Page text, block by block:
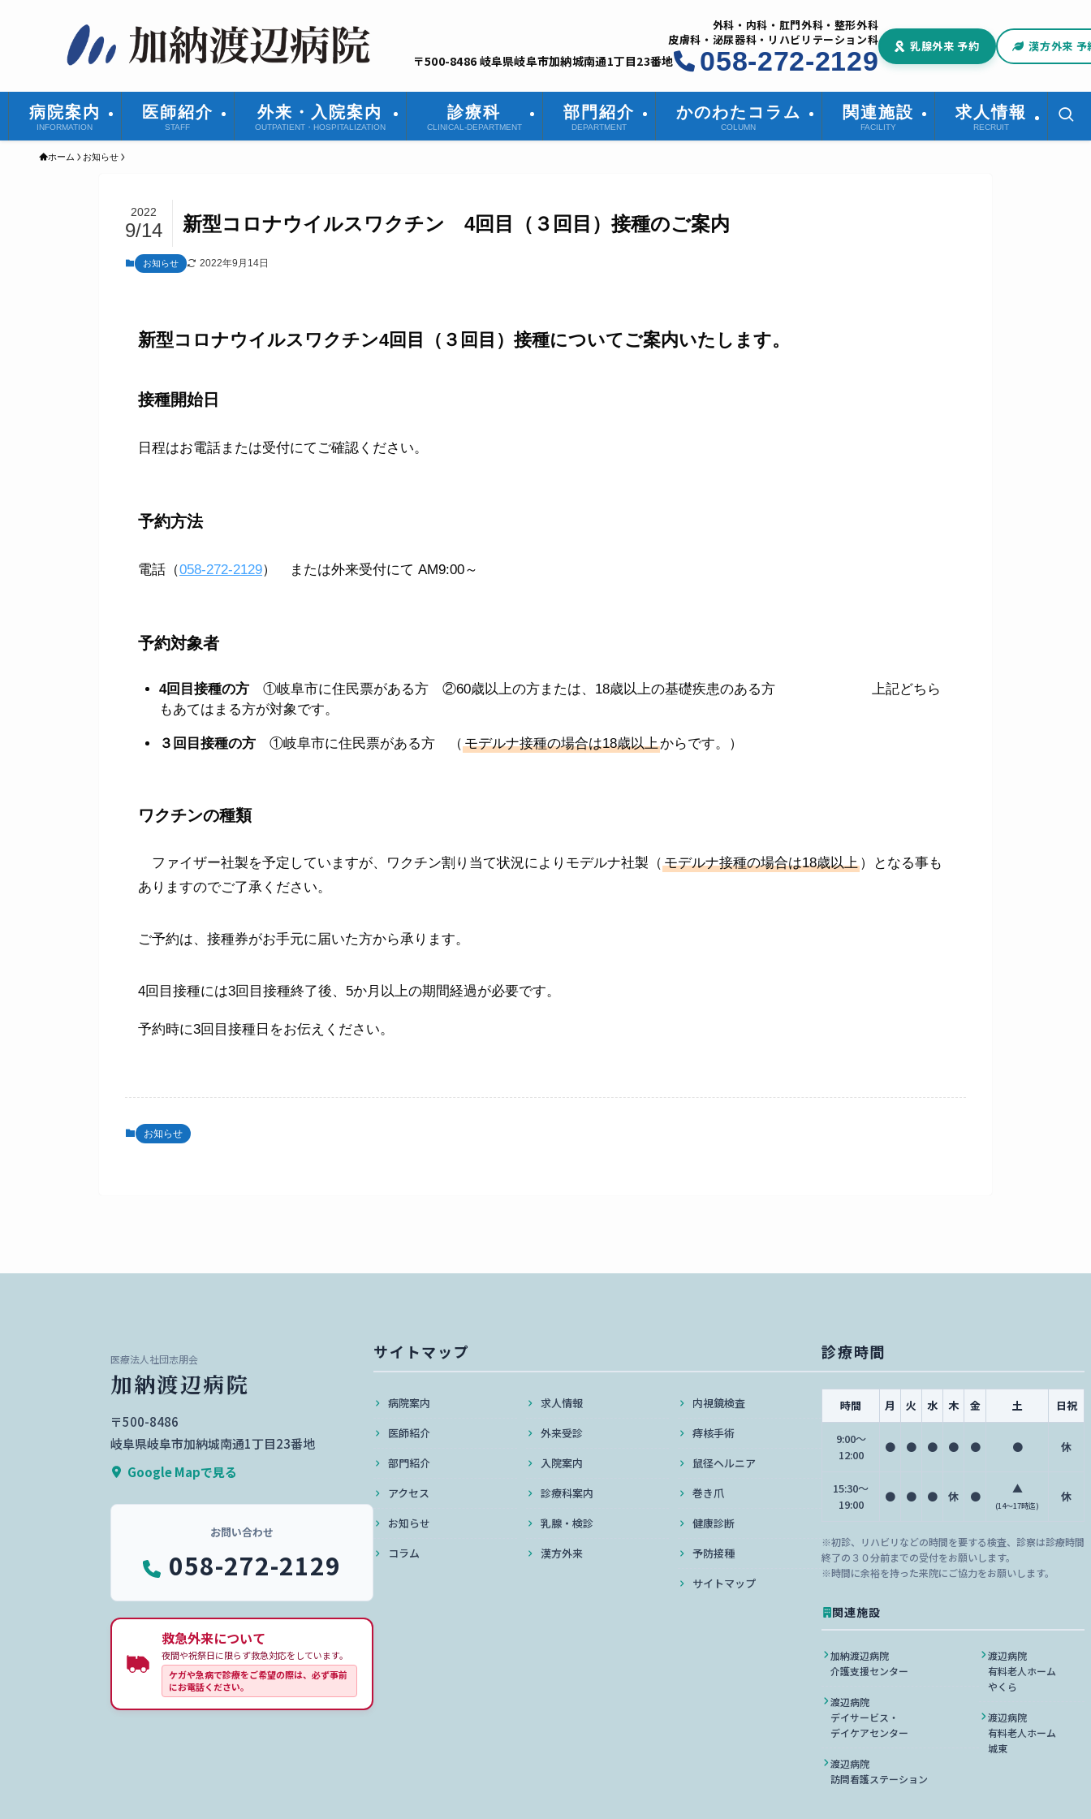
病院案内
INFORMATION
医師紹介
STAFF
外来・入院案内
OUTPATIENT・HOSPITALIZATION
診療科
CLINICAL-DEPARTMENT
部門紹介
DEPARTMENT
かのわたコラム
COLUMN
関連施設
FACILITY
求人情報
RECRUIT
外科・内科・肛門外科・整形外科
皮膚科・泌尿器科・リハビリテーション科
〒500-8486 岐阜県岐阜市加納城南通1丁目23番地 058-272-2129 乳腺外来 予約 漢方外来 予
ホーム お知らせ
新型コロナウイルスワクチン 4回目（３回目）接種のご案内
2022
9/14
お知らせ 2022年9月14日
新型コロナウイルスワクチン4回目（３回目）接種についてご案内いたします。
接種開始日
日程はお電話または受付にてご確認ください。
予約方法
電話（058-272-2129） または外来受付にて AM9:00～
予約対象者
4回目接種の方①岐阜市に住民票がある方 ②60歳以上の方または、18歳以上の基礎疾患のある方 上記どちら
もあてはまる方が対象です。
３回目接種の方①岐阜市に住民票がある方 （モデルナ接種の場合は18歳以上からです。）
ワクチンの種類
ファイザー社製を予定していますが、ワクチン割り当て状況によりモデルナ社製（ モデルナ接種の場合は18歳以上 ）となる事も
ありますのでご了承ください。
ご予約は、接種券がお手元に届いた方から承ります。
4回目接種には3回目接種終了後、5か月以上の期間経過が必要です。
予約時に3回目接種日をお伝えください。
お知らせ
医療法人社団志朋会
加納渡辺病院
〒500-8486
岐阜県岐阜市加納城南通1丁目23番地
Google Mapで見る
お問い合わせ
058-272-2129
救急外来について
夜間や祝祭日に限らず救急対応をしています。
ケガや急病で診療をご希望の際は、必ず事前
にお電話ください。
サイトマップ
病院案内
医師紹介
部門紹介
アクセス
お知らせ
コラム
求人情報
外来受診
入院案内
診療科案内
乳腺・検診
漢方外来
内視鏡検査
痔核手術
鼠径ヘルニア
巻き爪
健康診断
予防接種
サイトマップ
診療時間
時間 月 火 水 木 金 土 日祝
9:00〜
12:00
● ● ● ● ● ● 休
15:30〜
19:00
● ● ● 休 ●
▲
(14～17時迄)
休
※初診、リハビリなどの時間を要する検査、診察は診療時間
終了の３０分前までの受付をお願いします。
※時間に余裕を持った来院にご協力をお願いします。
関連施設
加納渡辺病院
介護支援センター
渡辺病院
デイサービス・
デイケアセンター
渡辺病院
訪問看護ステーション
渡辺病院
有料老人ホーム
やくら
渡辺病院
有料老人ホーム
城東